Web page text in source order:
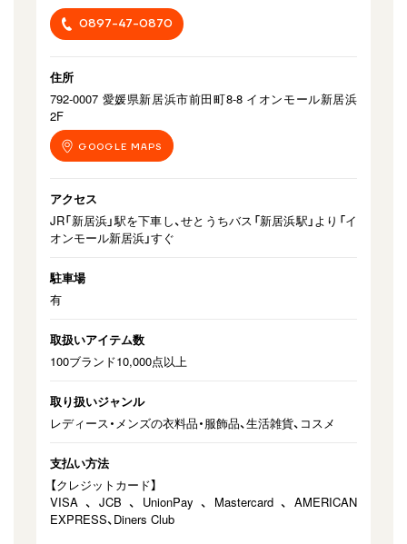
0897-47-0870
住所
792-0007 愛媛県新居浜市前田町8-8 イオンモール新居浜
2F
GOOGLE MAPS
アクセス
JR「新居浜」駅を下車し、せとうちバス「新居浜駅」より「イ
オンモール新居浜」すぐ
駐車場
有
取扱いアイテム数
100ブランド10,000点以上
取り扱いジャンル
レディース・メンズの⾐料品・服飾品、生活雑貨、コスメ
支払い方法
【クレジットカード】
VISA、JCB、UnionPay、Mastercard、AMERICAN
EXPRESS、Diners Club